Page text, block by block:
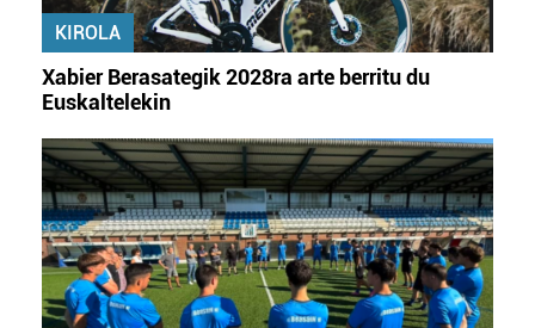
erabiltzeko baimen esplizitua ematen diguzu.Gehiago
irakurri
KIROLA
Xabier Berasategik 2028ra arte berritu du
Euskaltelekin